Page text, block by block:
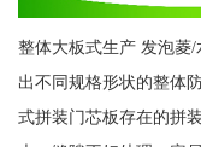
整体大板式生产 发泡菱
出不同规格形状的整体
式拼装门芯板存在的拼